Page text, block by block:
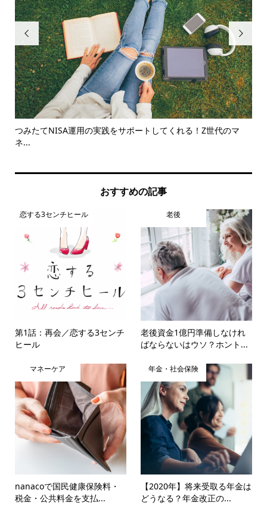

つみたてNISA運用の実践をサポートしてくれる！Z世代のマ
ネ...

おすすめの記事
恋する3センチヒール
第1話：再会／恋する3センチ
ヒール
老後
老後資金1億円準備しなけれ
ばならないはウソ？ホント...
マネーケア
nanacoで国民健康保険料・
税金・公共料金を支払...
年金・社会保険
【2020年】将来受取る年金は
どうなる？年金改正の...